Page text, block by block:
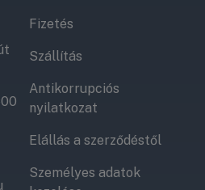
Fizetés
Szállítás
Antikorrupciós
nyilatkozat
Elállás a szerződéstől
Személyes adatok